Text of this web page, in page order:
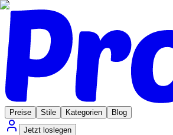
Preise Stile Kategorien
Blog
Jetzt loslegen